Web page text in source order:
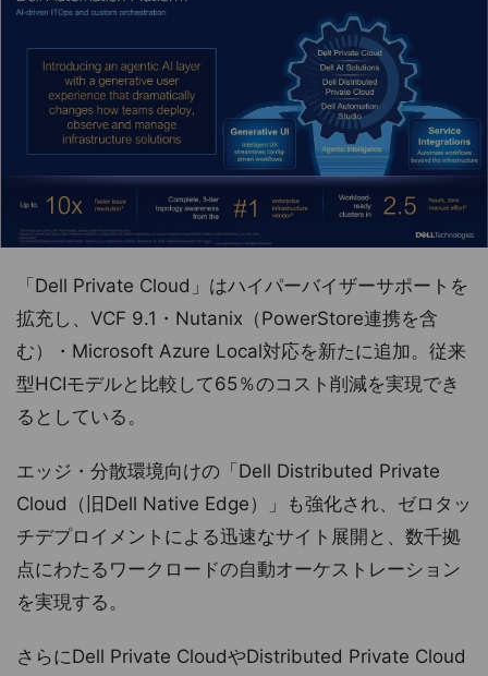
「Dell Private Cloud」はハイパーバイザーサポートを
拡充し、VCF 9.1・Nutanix（PowerStore連携を含
む）・Microsoft Azure Local対応を新たに追加。従来
型HCIモデルと比較して65％のコスト削減を実現でき
るとしている。
エッジ・分散環境向けの「Dell Distributed Private
Cloud（旧Dell Native Edge）」も強化され、ゼロタッ
チデプロイメントによる迅速なサイト展開と、数千拠
点にわたるワークロードの自動オーケストレーション
を実現する。
さらにDell Private CloudやDistributed Private Cloud